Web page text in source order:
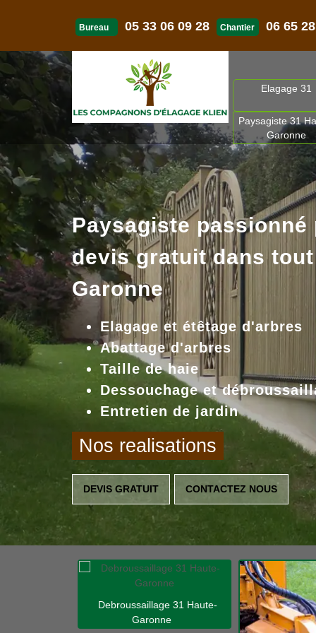
Bureau 05 33 06 09 28 Chantier 06 65
Elagage 31
Paysagiste 31
Garonne
Paysagiste passionné
devis gratuit dans tout
Garonne
Elagage et étêtage d'arbres
Abattage d'arbres
Taille de haie
Dessouchage et
Entretien de jardin
Nos realisations
DEVIS GRATUIT CONTACTEZ NOUS
Debroussaillage 31 Haute-
Garonne